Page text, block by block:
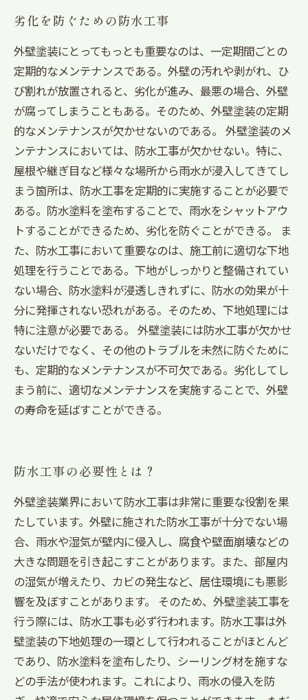
劣化を防ぐための防水工事
外壁塗装にとってもっとも重要なのは、一定期間ごとの
定期的なメンテナンスである。外壁の汚れや剥がれ、ひ
び割れが放置されると、劣化が進み、最悪の場合、外壁
が腐ってしまうこともある。そのため、外壁塗装の定期
的なメンテナンスが欠かせないのである。 外壁塗装のメ
ンテナンスにおいては、防水工事が欠かせない。特に、
屋根や継ぎ目など様々な場所から雨水が浸入してきてし
まう箇所は、防水工事を定期的に実施することが必要で
ある。防水塗料を塗布することで、雨水をシャットアウ
トすることができるため、劣化を防ぐことができる。 ま
た、防水工事において重要なのは、施工前に適切な下地
処理を行うことである。下地がしっかりと整備されてい
ない場合、防水塗料が浸透しきれずに、防水の効果が十
分に発揮されない恐れがある。そのため、下地処理には
特に注意が必要である。 外壁塗装には防水工事が欠かせ
ないだけでなく、その他のトラブルを未然に防ぐために
も、定期的なメンテナンスが不可欠である。劣化してし
まう前に、適切なメンテナンスを実施することで、外壁
の寿命を延ばすことができる。
防水工事の必要性とは？
外壁塗装業界において防水工事は非常に重要な役割を果
たしています。外壁に施された防水工事が十分でない場
合、雨水や湿気が壁内に侵入し、腐食や壁面崩壊などの
大きな問題を引き起こすことがあります。また、部屋内
の湿気が増えたり、カビの発生など、居住環境にも悪影
響を及ぼすことがあります。 そのため、外壁塗装工事を
行う際には、防水工事も必ず行われます。防水工事は外
壁塗装の下地処理の一環として行われることがほとんど
であり、防水塗料を塗布したり、シーリング材を施すな
どの手法が使われます。これにより、雨水の侵入を防